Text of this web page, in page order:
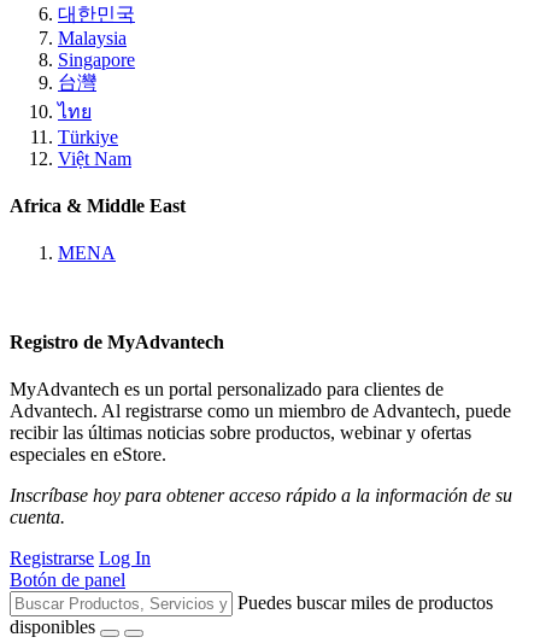
대한민국
Malaysia
Singapore
台灣
ไทย
Türkiye
Việt Nam
Africa & Middle East
MENA
Registro de MyAdvantech
MyAdvantech es un portal personalizado para clientes de
Advantech. Al registrarse como un miembro de Advantech, puede
recibir las últimas noticias sobre productos, webinar y ofertas
especiales en eStore.
Inscríbase hoy para obtener acceso rápido a la información de su
cuenta.
Registrarse Log In
Botón de panel
Puedes buscar miles de productos
disponibles